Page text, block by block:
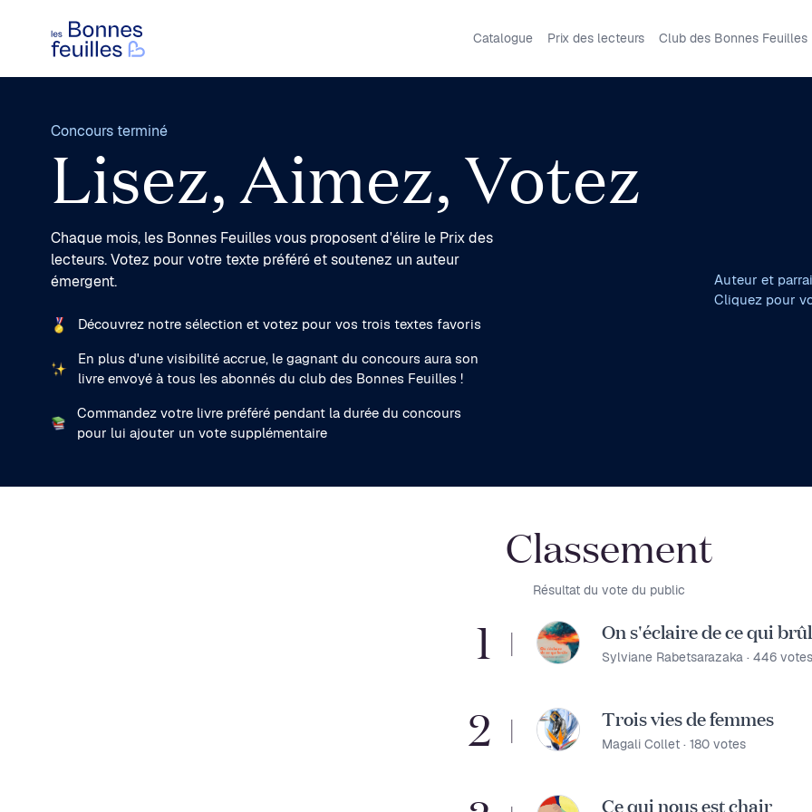
Les Bonnes Feuilles Catalogue Prix des lecteurs Club des Bonnes Feuilles
Concours terminé
Lisez, Aimez, Votez
Chaque mois, les Bonnes Feuilles vous proposent d'élire le Prix des
lecteurs.Votez pour votre texte préféré et soutenez un auteur
émergent.
Découvrez notre sélection et votez pour vos trois textes favoris
En plus d'une visibilité accrue, le gagnant du concours aura son
livre envoyé à tous les abonnés du club des Bonnes Feuilles !
Commandez votre livre préféré pendant la durée du concours
pour lui ajouter un vote supplémentaire
Auteur et
Cliquez pour
Classement
Résultat du vote du public
1 | On s'éclaire de ce qui
Sylviane Rabetsarazaka 446 votes
2 | Trois vies de femmes
Magali Collet 180 votes
Ce qui nous est chair